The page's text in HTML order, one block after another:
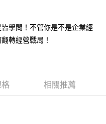
學問！不管你是不是企業經
轉經營戰局！
格 相關推薦